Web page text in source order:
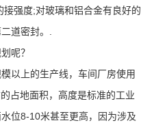
强度;对玻璃和铝合金有良好的
道密封。.
呢？
以上的生产线，车间厂房使用
占地面积，高度是标准的工业
位8-10米甚至更高，因为涉及